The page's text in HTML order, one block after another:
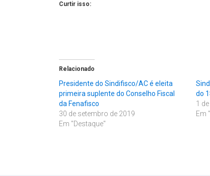
Curtir isso:
Relacionado
Presidente do Sindifisco/AC é eleita
primeira suplente do Conselho Fiscal
da Fenafisco
30 de setembro de 2019
Em "Destaque"
do
1
Em